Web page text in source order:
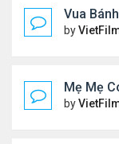
Vua
by
Mẹ Mẹ
by